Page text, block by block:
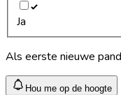
Ja
Als eerste nieuwe
Hou me op de hoogte